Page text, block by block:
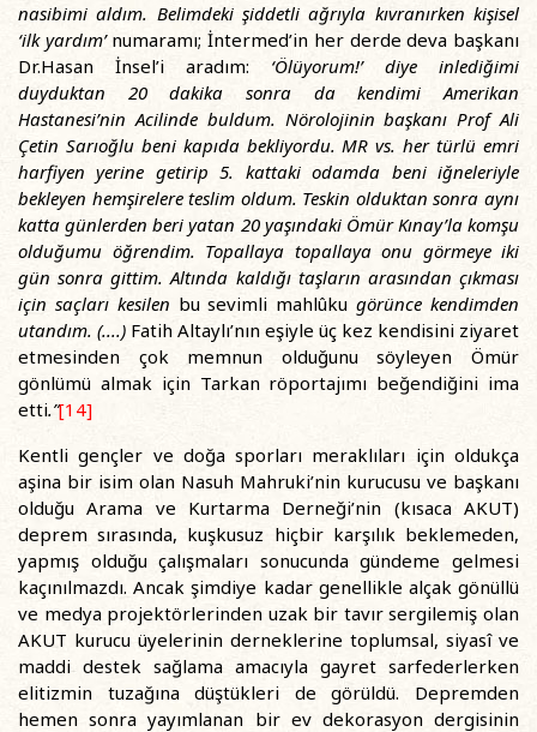
nasibimi aldım. Belimdeki şiddetli ağrıyla kıvranırken kişisel
‘ilk yardım’numaramı; İntermed’in her derde deva başkanı
Dr.Hasan İnsel’i aradım: ‘Ölüyorum!’ diye inlediğimi
duyduktan 20 dakika sonra da kendimi Amerikan
Hastanesi’nin Acilinde buldum. Nörolojinin başkanı Prof Ali
Çetin Sarıoğlu beni kapıda bekliyordu. MR vs. her türlü emri
harfiyen yerine getirip 5. kattaki odamda beni iğneleriyle
bekleyen hemşirelere teslim oldum. Teskin olduktan sonra aynı
katta günlerden beri yatan 20 yaşındaki Ömür Kınay’la komşu
olduğumu öğrendim. Topallaya topallaya onu görmeye iki
gün sonra gittim. Altında kaldığı taşların arasından çıkması
için saçları kesilen bu sevimli mahlûku görünce kendimden
utandım. (....) Fatih Altaylı’nın eşiyle üç kez kendisini ziyaret
etmesinden çok memnun olduğunu söyleyen Ömür
gönlümü almak için Tarkan röportajımı beğendiğini ima
etti.”[14]
Kentli gençler ve doğa sporları meraklıları için oldukça
aşina bir isim olan Nasuh Mahruki’nin kurucusu ve başkanı
olduğu Arama ve Kurtarma Derneği’nin (kısaca AKUT)
deprem sırasında, kuşkusuz hiçbir karşılık beklemeden,
yapmış olduğu çalışmaları sonucunda gündeme gelmesi
kaçınılmazdı. Ancak şimdiye kadar genellikle alçak gönüllü
ve medya projektörlerinden uzak bir tavır sergilemiş olan
AKUT kurucu üyelerinin derneklerine toplumsal, siyasî ve
maddi destek sağlama amacıyla gayret sarfederlerken
elitizmin tuzağına düştükleri de görüldü. Depremden
hemen sonra yayımlanan bir ev dekorasyon dergisinin